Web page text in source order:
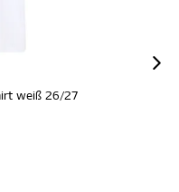
weiß 26/27